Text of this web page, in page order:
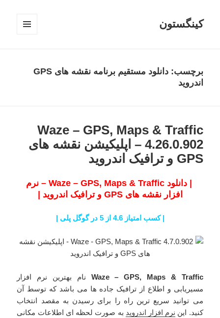
کینگستون
برچسب:
دانلود مستقیم برنامه نقشه های GPS
اندروید
Waze – GPS, Maps & Traffic
4.26.0.902 – اپلیکیشن نقشه های
GPS و ترافیک اندروید
| دانلود Waze – GPS, Maps & Traffic – نرم
افزار نقشه های GPS و ترافیک اندروید |
| کسب امتیاز 4.6 از 5 در گوگل پلی |
Waze – GPS, Maps & Traffic
نام بهترین نرم افزار
مسیریابی و اطلاع از ترافیک جاده ها می باشد که توسط آن
می توانید سریع ترین راه را برای رسیدن به مقصد انتخاب
کنید. این نرم افزار اندروید به صورت لحظه ای اطلاعات مکانی